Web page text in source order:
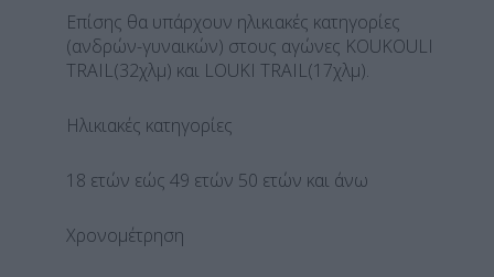
Επίσης θα υπάρχουν ηλικιακές κατηγορίες
(ανδρών-γυναικών) στους αγώνες KOUKOULI
TRAIL(32χλμ) και LOUKI TRAIL(17χλμ).
Ηλικιακές κατηγορίες
18 ετών εώς 49 ετών 50 ετών και άνω
Χρονομέτρηση